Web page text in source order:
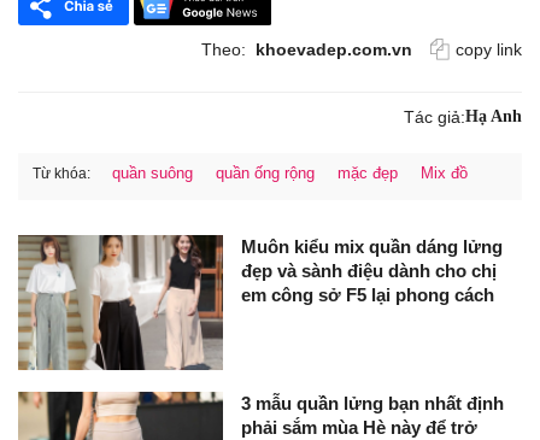
Theo: khoevadep.com.vn copy link
Tác giả:Hạ Anh
Từ khóa: quần suông quần ống rộng mặc đẹp Mix đồ
Muôn kiểu mix quần dáng lửng
đẹp và sành điệu dành cho chị
em công sở F5 lại phong cách
3 mẫu quần lửng bạn nhất định
phải sắm mùa Hè này để trở